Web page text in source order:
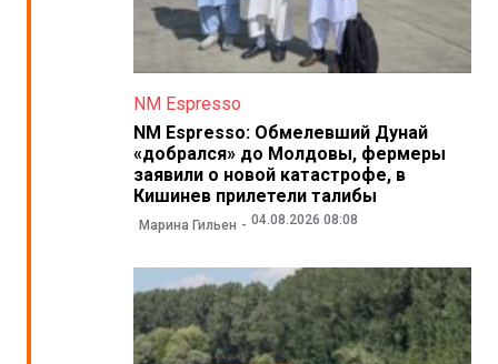
NM Espresso
NM Espresso: Обмелевший Дунай
«добрался» до Молдовы, фермеры
заявили о новой катастрофе, в
Кишинев прилетели талибы
Марина Гильен 04.08.2026 08:08